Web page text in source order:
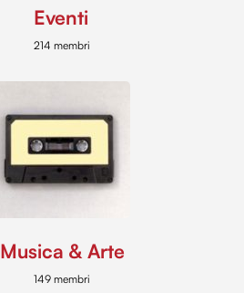
Eventi
214 membri
Musica & Arte
149 membri